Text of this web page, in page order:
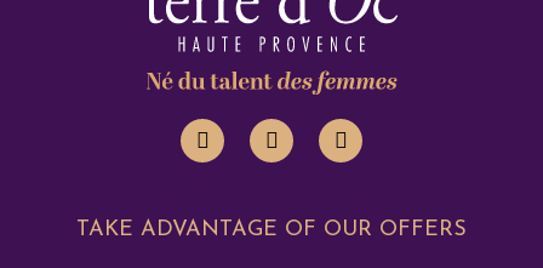
TAKE ADVANTAGE OF OUR OFFERS